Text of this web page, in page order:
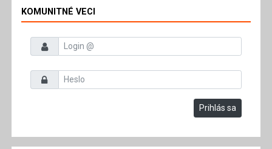
KOMUNITNÉ VECI
Prihlasovacie meno
Heslo
Prihlás sa